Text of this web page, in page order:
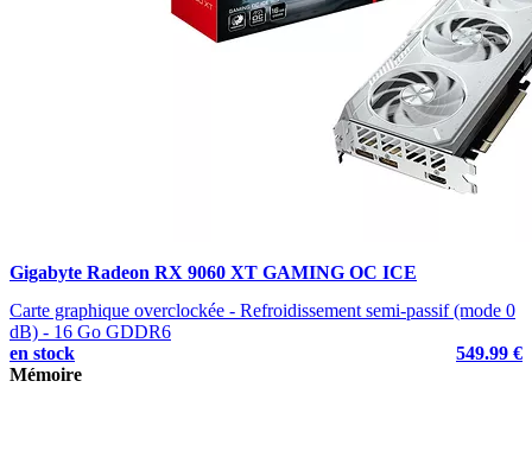
Gigabyte Radeon RX 9060 XT GAMING OC ICE
Carte graphique overclockée - Refroidissement semi-passif (mode 0
dB) - 16 Go GDDR6
en stock
549.99 €
Mémoire